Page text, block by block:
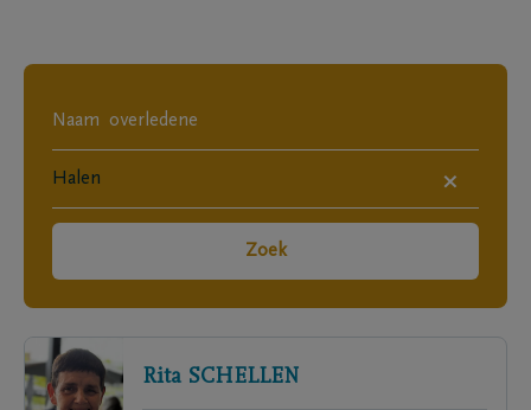
×
Zoek
Rita SCHELLEN